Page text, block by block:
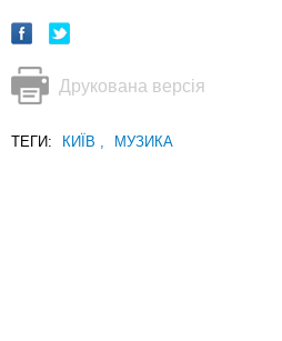
Друкована версія
ТЕГИ: КИЇВ , МУЗИКА